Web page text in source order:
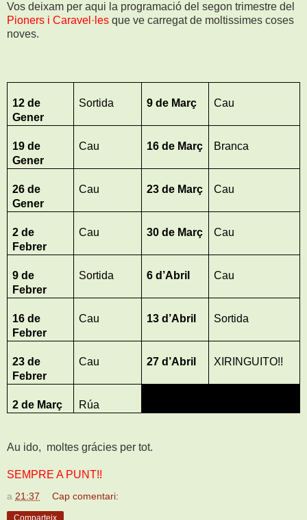
Vos deixam per aqui la programació del segon trimestre del
Pioners i Caravel·les que ve carregat de moltissimes coses
noves.
12 de
Gener
Sortida 9 de Març Cau
19 de
Gener
Cau 16 de Març Branca
26 de
Gener
Cau 23 de Març Cau
2 de
Febrer
Cau 30 de Març Cau
9 de
Febrer
Sortida 6 d’Abril Cau
16 de
Febrer
Cau 13 d’Abril Sortida
23 de
Febrer
Cau 27 d’Abril XIRINGUITO!!
2 de Març Rúa
Au ido, moltes grácies per tot.
SEMPRE A PUNT!!
a 21:37 Cap comentari: